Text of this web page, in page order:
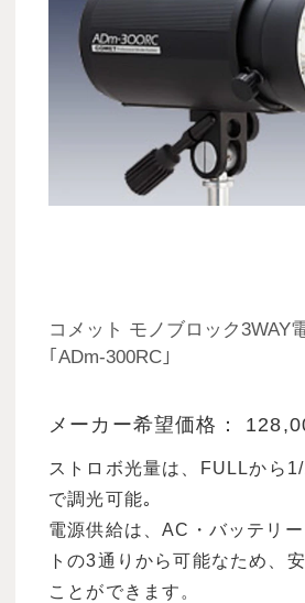
コメット モノブロック3WAY
｢ADm-300RC｣
メーカー希望価格：
ストロボ光量は、FULLから
で調光可能｡
電源供給は、AC・バッテリ
トの3通りから可能なため、
ことができます。